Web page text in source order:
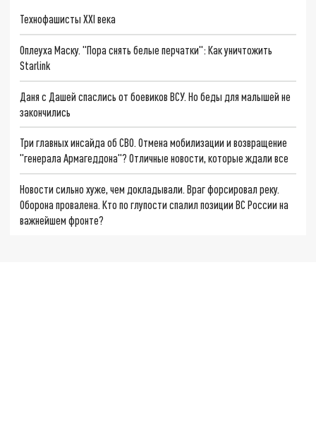
Технофашисты XXI века
Оплеуха Маску. "Пора снять белые перчатки": Как уничтожить
Starlink
Даня с Дашей спаслись от боевиков ВСУ. Но беды для малышей не
закончились
Три главных инсайда об СВО. Отмена мобилизации и возвращение
"генерала Армагеддона"? Отличные новости, которые ждали все
Новости сильно хуже, чем докладывали. Враг форсировал реку.
Оборона провалена. Кто по глупости спалил позиции ВС России на
важнейшем фронте?